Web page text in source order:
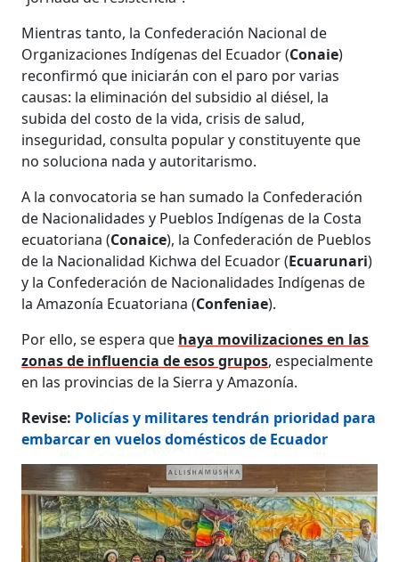
Mientras tanto, la Confederación Nacional de
Organizaciones Indígenas del Ecuador (Conaie)
reconfirmó que iniciarán con el paro por varias
causas: la eliminación del subsidio al diésel, la
subida del costo de la vida, crisis de salud,
inseguridad, consulta popular y constituyente que
no soluciona nada y autoritarismo.
A la convocatoria se han sumado la Confederación
de Nacionalidades y Pueblos Indígenas de la Costa
ecuatoriana (Conaice), la Confederación de Pueblos
de la Nacionalidad Kichwa del Ecuador (Ecuarunari)
y la Confederación de Nacionalidades Indígenas de
la Amazonía Ecuatoriana (Confeniae).
Por ello, se espera que haya movilizaciones en las
zonas de influencia de esos grupos, especialmente
en las provincias de la Sierra y Amazonía.
Revise: Policías y militares tendrán prioridad para
embarcar en vuelos domésticos de Ecuador